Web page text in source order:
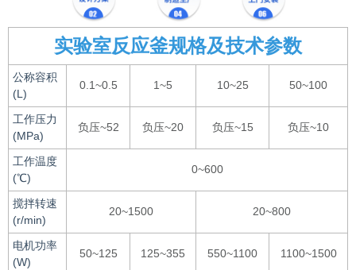
实验室反应釜规格及技术参数
公称容积
(L)
0.1~0.5 1~5 10~25 50~100
工作压力
(MPa)
负压~52 负压~20 负压~15 负压~10
工作温度
(℃)
0~600
搅拌转速
(r/min)
20~1500 20~800
电机功率
(W)
50~125 125~355 550~1100 1100~1500